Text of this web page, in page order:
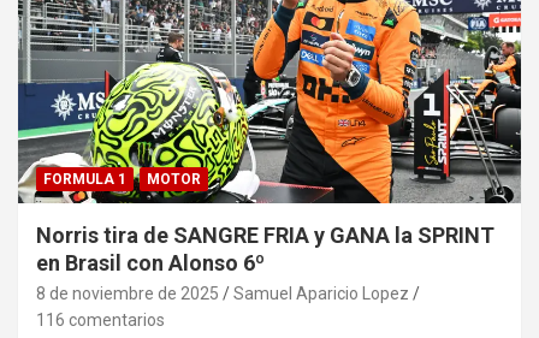
FORMULA 1 MOTOR
Norris tira de SANGRE FRIA y GANA la SPRINT
en Brasil con Alonso 6º
8 de noviembre de 2025
Samuel Aparicio Lopez
116 comentarios